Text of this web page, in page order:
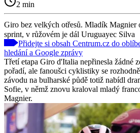
2 min
Giro bez velkých otřesů. Mladík
sprint, v růžovém je dál Uruguayec Silva
Přidejte si obsah Centrum.cz do
hledání a Google zprávy
Třetí etapa Giro d'Italia nepřinesla žádné
pořadí, ale fanoušci cyklistiky se
závodu na bulharské půdě totiž nabídl
Sofie, v němž znovu kraloval mladý
Magnier.